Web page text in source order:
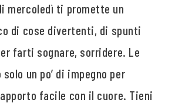
mercoledì ti promette un
di cose divertenti, di spunti
farti sognare, sorridere. Le
un po’ di impegno per
facile con il cuore. Tieni